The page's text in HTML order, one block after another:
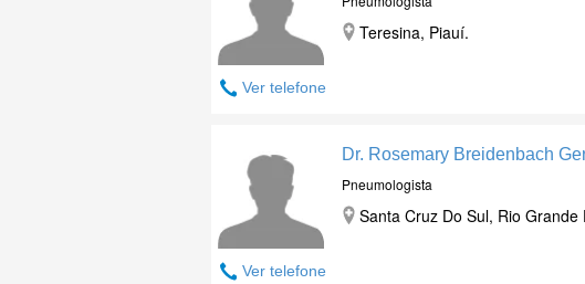
Ver telefone
Teresina, Piauí.
Ver telefone
Dr. Rosemary Breidenbach
Pneumologista
Santa Cruz Do Sul, Rio Grande